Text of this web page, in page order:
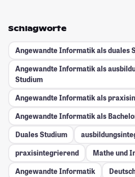
Schlagworte
Angewandte Informatik als duales
Angewandte Informatik als
Studium
Angewandte Informatik als
Angewandte Informatik als
Duales Studium
praxisintegrierend
Mathe und
Angewandte Informatik